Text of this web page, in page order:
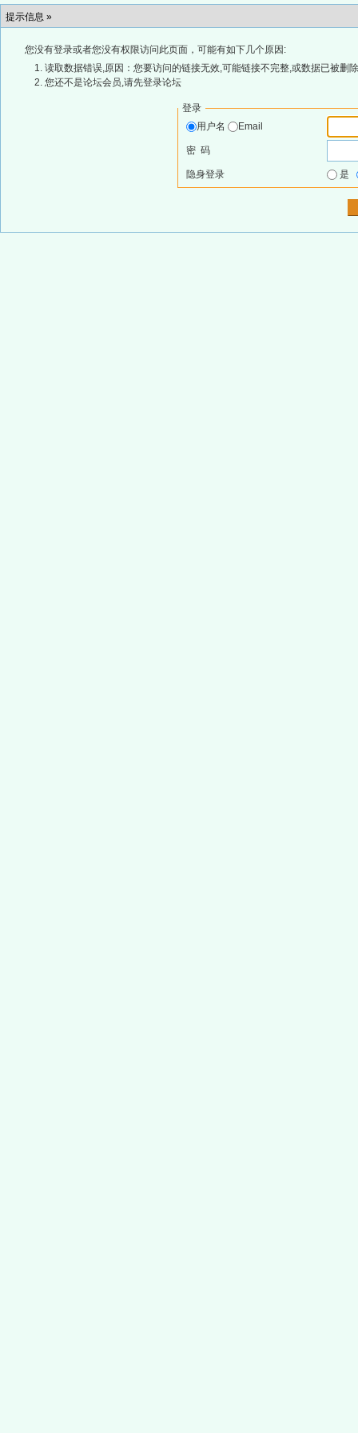
提示信息 »
您没有登录或者您没有权限访问此页面，可能有如下几个原因:
读取数据错误,原因：您要访问的链接无效,可能链接不完整,或数据已被删
您还不是论坛会员,请先登录论坛
登录
用户名
Email
密 码
隐身登录 是